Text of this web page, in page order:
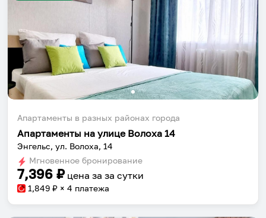
Апартаменты в разных районах города
Апартаменты на улице Волоха 14
Энгельс, ул. Волоха, 14
Мгновенное бронирование
7,396 ₽ цена за за сутки
1,849 ₽ × 4 платежа